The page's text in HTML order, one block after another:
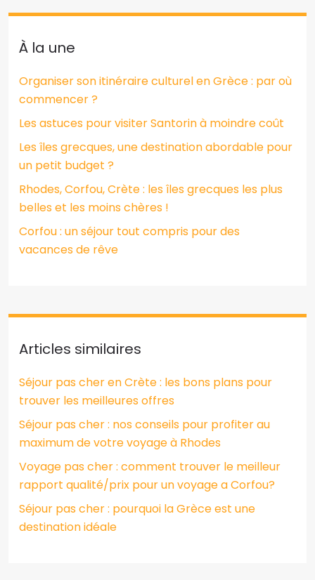
À la une
Organiser son itinéraire culturel en Grèce : par où
commencer ?
Les astuces pour visiter Santorin à moindre coût
Les îles grecques, une destination abordable pour
un petit budget ?
Rhodes, Corfou, Crète : les îles grecques les plus
belles et les moins chères !
Corfou : un séjour tout compris pour des
vacances de rêve
Articles similaires
Séjour pas cher en Crète : les bons plans pour
trouver les meilleures offres
Séjour pas cher : nos conseils pour profiter au
maximum de votre voyage à Rhodes
Voyage pas cher : comment trouver le meilleur
rapport qualité/prix pour un voyage a Corfou?
Séjour pas cher : pourquoi la Grèce est une
destination idéale